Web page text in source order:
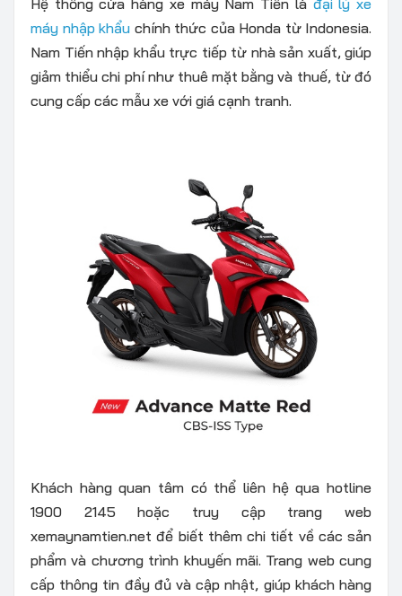
máy nhập khẩu chính thức của Honda từ Indonesia.
Nam Tiến nhập khẩu trực tiếp từ nhà sản xuất, giúp
giảm thiểu chi phí như thuê mặt bằng và thuế, từ đó
cung cấp các mẫu xe với giá cạnh tranh.
Khách hàng quan tâm có thể liên hệ qua hotline
1900 2145 hoặc truy cập trang web
xemaynamtien.net để biết thêm chi tiết về các sản
phẩm và chương trình khuyến mãi. Trang web cung
cấp thông tin đầy đủ và cập nhật, giúp khách hàng